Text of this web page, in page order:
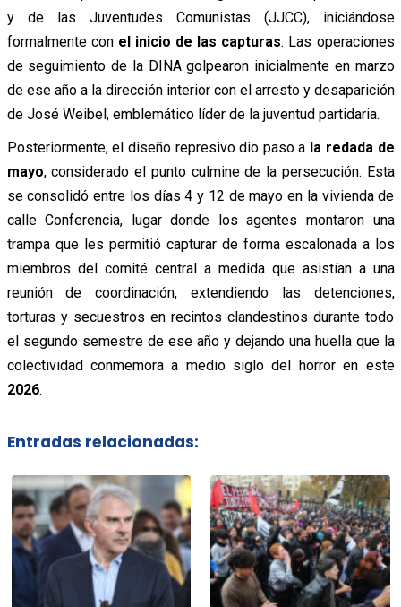
y de las Juventudes Comunistas (JJCC), iniciándose
formalmente con el inicio de las capturas. Las operaciones
de seguimiento de la DINA golpearon inicialmente en marzo
de ese año a la dirección interior con el arresto y desaparición
de José Weibel, emblemático líder de la juventud partidaria.
Posteriormente, el diseño represivo dio paso a la redada de
mayo, considerado el punto culmine de la persecución. Esta
se consolidó entre los días 4 y 12 de mayo en la vivienda de
calle Conferencia, lugar donde los agentes montaron una
trampa que les permitió capturar de forma escalonada a los
miembros del comité central a medida que asistían a una
reunión de coordinación, extendiendo las detenciones,
torturas y secuestros en recintos clandestinos durante todo
el segundo semestre de ese año y dejando una huella que la
colectividad conmemora a medio siglo del horror en este
2026.
Entradas relacionadas: